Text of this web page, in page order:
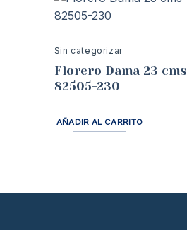
Sin categorizar
Florero Dama 23 cms
82505-230
AÑADIR AL CARRITO